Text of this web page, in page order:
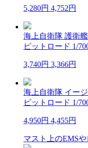
5,280円 4,752円
海上自衛隊 護衛
ピットロード 1/
3,740円 3,366円
海上自衛隊 イー
ピットロード 1/
4,950円 4,455円
マスト上のEMS